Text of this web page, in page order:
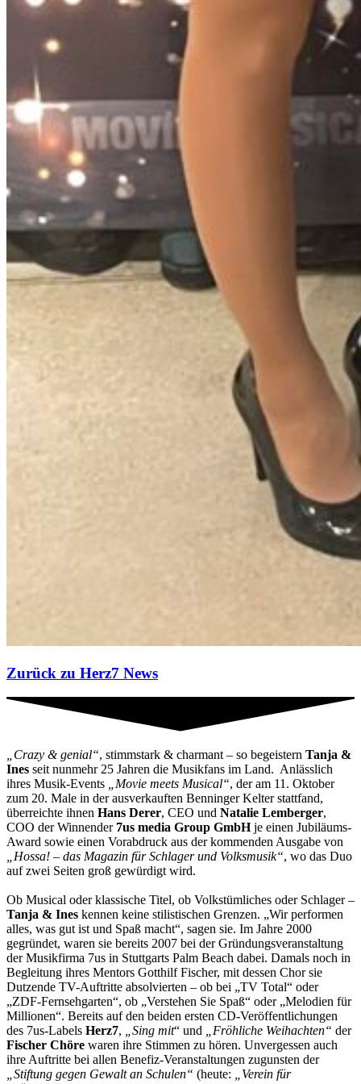
Zurück zu Herz7 News
„Crazy & genial“, stimmstark & charmant – so begeistern Tanja &
Ines seit nunmehr 25 Jahren die Musikfans im Land. Anlässlich
ihres Musik-Events „Movie meets Musical“, der am 11. Oktober
zum 20. Male in der ausverkauften Benninger Kelter stattfand,
überreichte ihnen Hans Derer, CEO und Natalie Lemberger,
COO der Winnender 7us media Group GmbHje einen Jubiläums-
Award sowie einen Vorabdruck aus der kommenden Ausgabe von
„Hossa! – das Magazin für Schlager und Volksmusik“, wo das Duo
auf zwei Seiten groß gewürdigt wird.
Ob Musical oder klassische Titel, ob Volkstümliches oder Schlager –
Tanja & Ines kennen keine stilistischen Grenzen. „Wir performen
alles, was gut ist und Spaß macht“, sagen sie. Im Jahre 2000
gegründet, waren sie bereits 2007 bei der Gründungsveranstaltung
der Musikfirma 7us in Stuttgarts Palm Beach dabei. Damals noch in
Begleitung ihres Mentors Gotthilf Fischer, mit dessen Chor sie
Dutzende TV-Auftritte absolvierten – ob bei „TV Total“ oder
„ZDF-Fernsehgarten“, ob „Verstehen Sie Spaß“ oder „Melodien für
Millionen“. Bereits auf den beiden ersten CD-Veröffentlichungen
des 7us-Labels Herz7, „Sing mit“ und „Fröhliche Weihachten“ der
Fischer Chöre waren ihre Stimmen zu hören. Unvergessen auch
ihre Auftritte bei allen Benefiz-Veranstaltungen zugunsten der
„Stiftung gegen Gewalt an Schulen“ (heute: „Verein für